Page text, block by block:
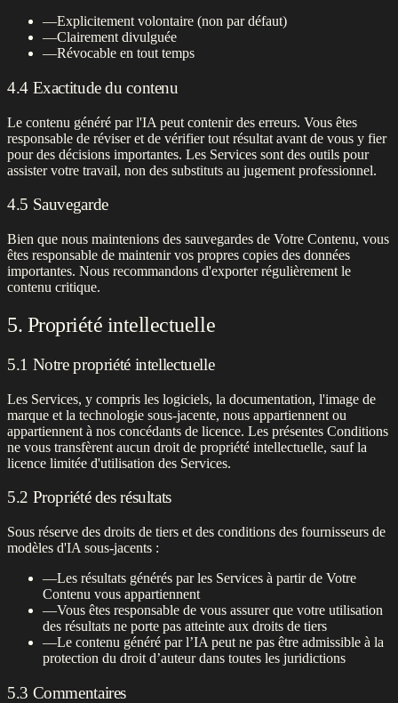
—Explicitement volontaire (non par défaut)
—Clairement divulguée
—Révocable en tout temps
4.4 Exactitude du contenu
Le contenu généré par l'IA peut contenir des erreurs. Vous êtes
responsable de réviser et de vérifier tout résultat avant de vous y fier
pour des décisions importantes. Les Services sont des outils pour
assister votre travail, non des substituts au jugement professionnel.
4.5 Sauvegarde
Bien que nous maintenions des sauvegardes de Votre Contenu, vous
êtes responsable de maintenir vos propres copies des données
importantes. Nous recommandons d'exporter régulièrement le
contenu critique.
5. Propriété intellectuelle
5.1 Notre propriété intellectuelle
Les Services, y compris les logiciels, la documentation, l'image de
marque et la technologie sous-jacente, nous appartiennent ou
appartiennent à nos concédants de licence. Les présentes Conditions
ne vous transfèrent aucun droit de propriété intellectuelle, sauf la
licence limitée d'utilisation des Services.
5.2 Propriété des résultats
Sous réserve des droits de tiers et des conditions des fournisseurs de
modèles d'IA sous-jacents :
—Les résultats générés par les Services à partir de Votre
Contenu vous appartiennent
—Vous êtes responsable de vous assurer que votre utilisation
des résultats ne porte pas atteinte aux droits de tiers
—Le contenu généré par l’IA peut ne pas être admissible à la
protection du droit d’auteur dans toutes les juridictions
5.3 Commentaires